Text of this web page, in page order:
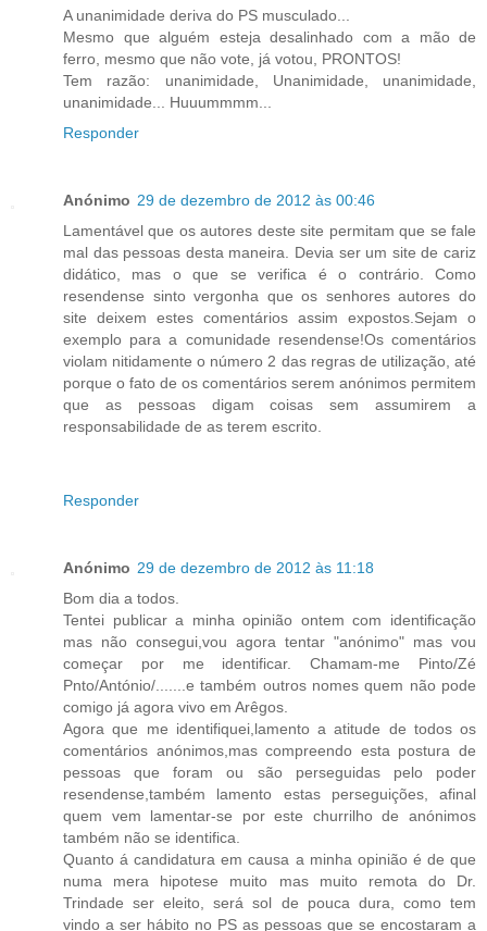
A unanimidade deriva do PS musculado...
Mesmo que alguém esteja desalinhado com a mão de
ferro, mesmo que não vote, já votou, PRONTOS!
Tem razão: unanimidade, Unanimidade, unanimidade,
unanimidade... Huuummmm...
Responder
Anónimo 29 de dezembro de 2012 às 00:46
Lamentável que os autores deste site permitam que se fale
mal das pessoas desta maneira. Devia ser um site de cariz
didático, mas o que se verifica é o contrário. Como
resendense sinto vergonha que os senhores autores do
site deixem estes comentários assim expostos.Sejam o
exemplo para a comunidade resendense!Os comentários
violam nitidamente o número 2 das regras de utilização, até
porque o fato de os comentários serem anónimos permitem
que as pessoas digam coisas sem assumirem a
responsabilidade de as terem escrito.
Responder
Anónimo 29 de dezembro de 2012 às 11:18
Bom dia a todos.
Tentei publicar a minha opinião ontem com identificação
mas não consegui,vou agora tentar "anónimo" mas vou
começar por me identificar. Chamam-me Pinto/Zé
Pnto/António/.......e também outros nomes quem não pode
comigo já agora vivo em Arêgos.
Agora que me identifiquei,lamento a atitude de todos os
comentários anónimos,mas compreendo esta postura de
pessoas que foram ou são perseguidas pelo poder
resendense,também lamento estas perseguições, afinal
quem vem lamentar-se por este churrilho de anónimos
também não se identifica.
Quanto á candidatura em causa a minha opinião é de que
numa mera hipotese muito mas muito remota do Dr.
Trindade ser eleito, será sol de pouca dura, como tem
vindo a ser hábito no PS as pessoas que se encostaram a